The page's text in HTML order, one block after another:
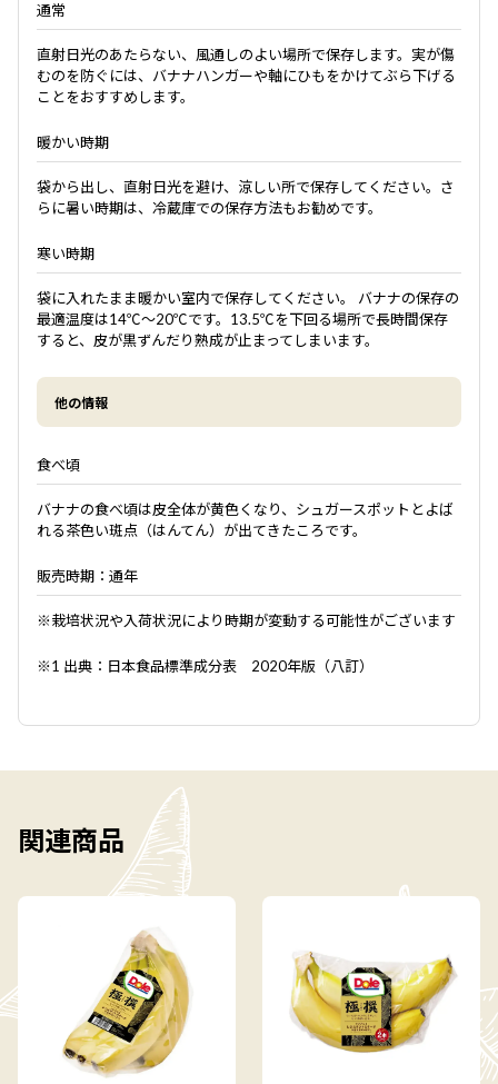
通常
直射日光のあたらない、風通しのよい場所で保存します。実が傷
むのを防ぐには、バナナハンガーや軸にひもをかけてぶら下げる
ことをおすすめします。
暖かい時期
袋から出し、直射日光を避け、涼しい所で保存してください。さ
らに暑い時期は、冷蔵庫での保存方法もお勧めです。
寒い時期
袋に入れたまま暖かい室内で保存してください。 バナナの保存の
最適温度は14℃～20℃です。13.5℃を下回る場所で長時間保存
すると、皮が黒ずんだり熟成が止まってしまいます。
他の情報
食べ頃
バナナの食べ頃は皮全体が黄色くなり、シュガースポットとよば
れる茶色い斑点（はんてん）が出てきたころです。
販売時期：通年
※栽培状況や入荷状況により時期が変動する可能性がございます
※1 出典：日本食品標準成分表 2020年版（八訂）
関連商品